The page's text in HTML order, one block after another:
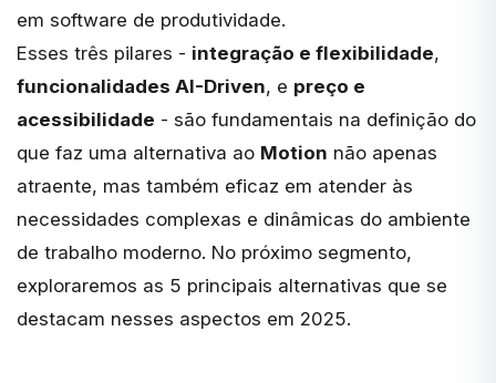
em software de produtividade.
Esses três pilares - integração e flexibilidade,
funcionalidades AI-Driven, e preço e
acessibilidade - são fundamentais na definição do
que faz uma alternativa ao Motion não apenas
atraente, mas também eficaz em atender às
necessidades complexas e dinâmicas do ambiente
de trabalho moderno. No próximo segmento,
exploraremos as 5 principais alternativas que se
destacam nesses aspectos em 2025.